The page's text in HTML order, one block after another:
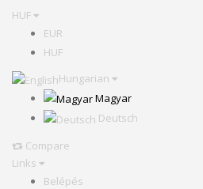
HUF
EUR
HUF
Hungarian
Magyar
Deutsch
Compare
Links
Belépés